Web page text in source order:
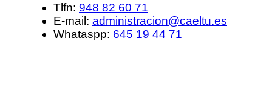
Tlfn: 948 82 60 71
E-mail: administracion@caeltu.es
Whataspp: 645 19 44 71